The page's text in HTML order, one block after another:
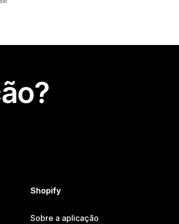
Shopify
Sobre a aplicação